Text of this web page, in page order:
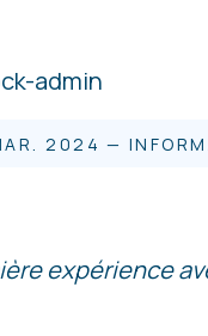
admin
2024 —
expérience